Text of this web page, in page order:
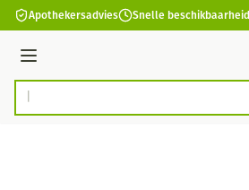
Ga naar de inhoud
Apothekersadvies Snelle beschikbaarheid
Menu
Product, merk, categorie...